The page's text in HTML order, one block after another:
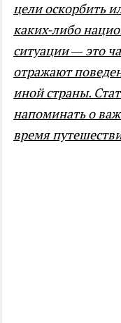
цели оскорбить
каких-либо
ситуации — это
отражают
иной страны.
напоминать о
время